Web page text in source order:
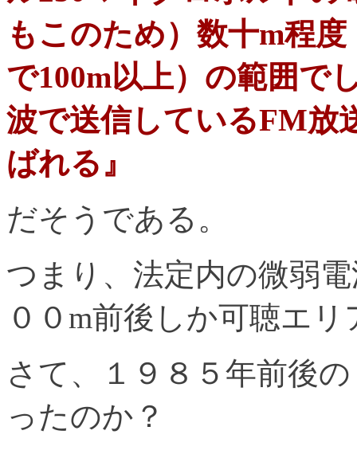
もこのため）数十m程
で100m以上）の範囲で
波で送信しているFM放
ばれる』
だそうである。
つまり、法定内の微弱
００m前後しか可聴エ
さて、１９８５年前後
ったのか？